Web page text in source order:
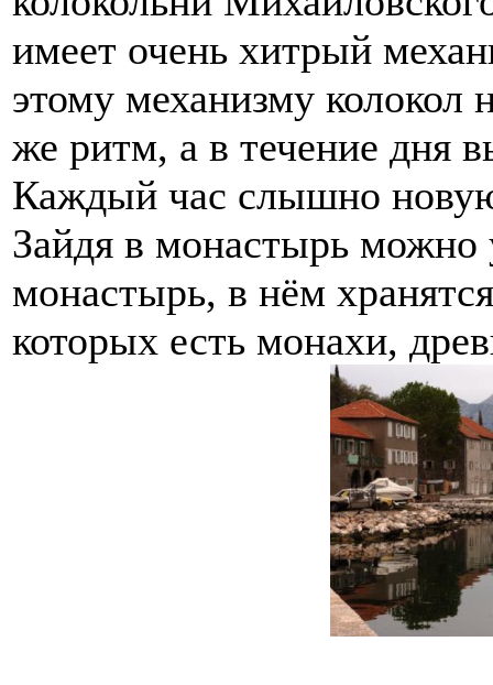
имеет очень хитрый
этому механизму колокол
же ритм, а в течение дня
Каждый час слышно
Зайдя в монастырь можно
монастырь, в нём
которых есть монахи,